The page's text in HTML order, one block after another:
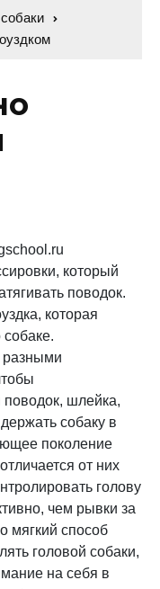
который
поводок.
которая
собаке.
разными
поводок, шлейка,
собаку в
поколение
от них
голову
чем рывки за
мягкий способ
головой собаки,
на себя в